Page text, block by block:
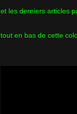
et les derniers articles
tout en bas de cette